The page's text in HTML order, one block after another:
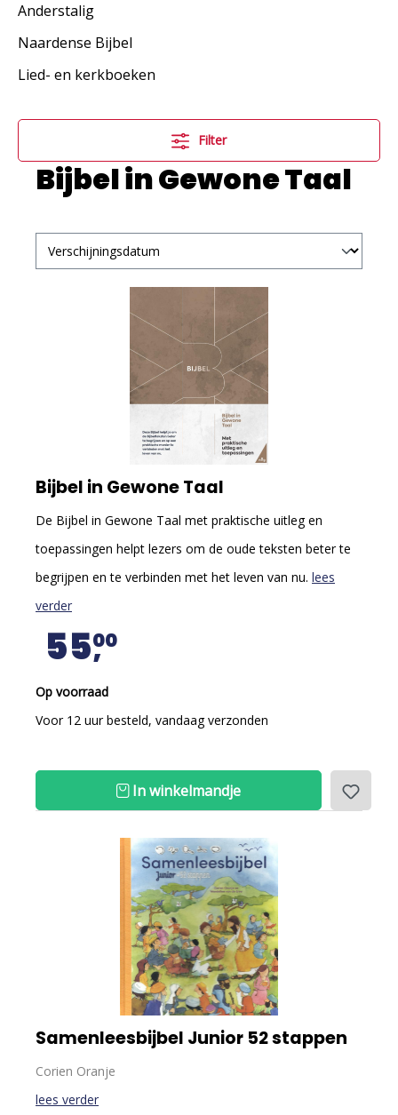
Anderstalig
Naardense Bijbel
Lied- en kerkboeken
Filter
Bijbel in Gewone Taal
Bijbel in Gewone Taal
De Bijbel in Gewone Taal met praktische uitleg en
toepassingen helpt lezers om de oude teksten beter te
begrijpen en te verbinden met het leven van nu. lees
verder
5500
Op voorraad
Voor 12 uur besteld, vandaag verzonden
In winkelmandje
Samenleesbijbel Junior 52 stappen
Corien Oranje
lees verder